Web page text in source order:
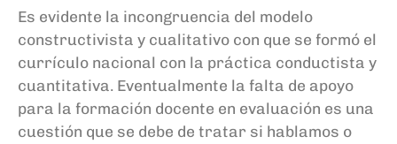
Es evidente la incongruencia del modelo
constructivista y cualitativo con que se formó el
currículo nacional con la práctica conductista y
cuantitativa. Eventualmente la falta de apoyo
para la formación docente en evaluación es una
cuestión que se debe de tratar si hablamos o